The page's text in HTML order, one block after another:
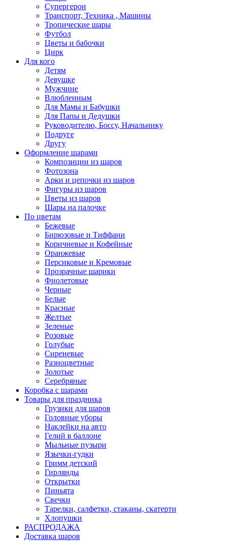
Супергерои
Транспорт, Техника , Машины
Тропические шары
Футбол
Цветы и бабочки
Цирк
Для кого
Детям
Девушке
Мужчине
Влюбленным
Для Мамы и Бабушки
Для Папы и Дедушки
Руководителю, Боссу, Начальнику
Подруге
Другу
Оформление шарами
Композиции из шаров
Фотозона
Арки и цепочки из шаров
Фигуры из шаров
Цветы из шаров
Шары на палочке
По цветам
Бежевые
Бирюзовые и Тиффани
Коричневые и Кофейные
Оранжевые
Персиковые и Кремовые
Прозрачные шарики
Фиолетовые
Черные
Белые
Красные
Желтые
Зеленые
Розовые
Голубые
Сиреневые
Разноцветные
Золотые
Серебряные
Коробка с шарами
Товары для праздника
Грузики для шаров
Головные уборы
Наклейки на авто
Гелий в баллоне
Мыльные пузыри
Язычки-гудки
Гримм детский
Гирлянды
Открытки
Пиньята
Свечки
Тарелки, салфетки, стаканы, скатерти
Хлопушки
РАСПРОДАЖА
Доставка шаров